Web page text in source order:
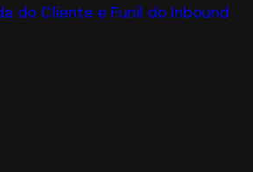
do Cliente e Funil do Inbound